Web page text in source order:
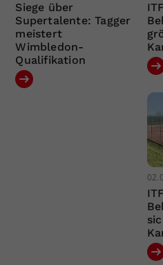
Siege über
Supertalente: Tagger
meistert
Wimbledon-
Qualifikation